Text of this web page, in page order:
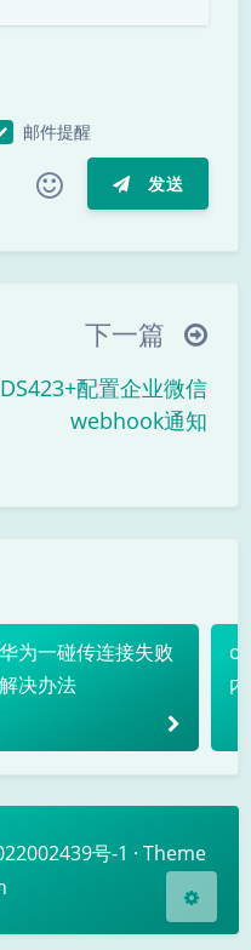
Sans Serif
深阴影
邮件提醒
发送
(☆ω☆)
(ノ°ο°)ノ
(ฅ´ω`ฅ)
下一篇
DS423+配置企业微信
webhook通知
华为一碰传连接失败
解决办法
号-1 · Theme